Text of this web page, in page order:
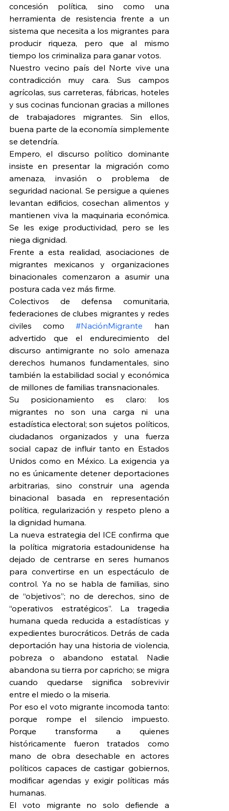
concesión política, sino como una
herramienta de resistencia frente a un
sistema que necesita a los migrantes para
producir riqueza, pero que al mismo
tiempo los criminaliza para ganar votos.
Nuestro vecino país del Norte vive una
contradicción muy cara. Sus campos
agrícolas, sus carreteras, fábricas, hoteles
y sus cocinas funcionan gracias a millones
de trabajadores migrantes. Sin ellos,
buena parte de la economía simplemente
se detendría.
Empero, el discurso político dominante
insiste en presentar la migración como
amenaza, invasión o problema de
seguridad nacional. Se persigue a quienes
levantan edificios, cosechan alimentos y
mantienen viva la maquinaria económica.
Se les exige productividad, pero se les
niega dignidad.
Frente a esta realidad, asociaciones de
migrantes mexicanos y organizaciones
binacionales comenzaron a asumir una
postura cada vez más firme.
Colectivos de defensa comunitaria,
federaciones de clubes migrantes y redes
civiles como #NaciónMigrante han
advertido que el endurecimiento del
discurso antimigrante no solo amenaza
derechos humanos fundamentales, sino
también la estabilidad social y económica
de millones de familias transnacionales.
Su posicionamiento es claro: los
migrantes no son una carga ni una
estadística electoral; son sujetos políticos,
ciudadanos organizados y una fuerza
social capaz de influir tanto en Estados
Unidos como en México. La exigencia ya
no es únicamente detener deportaciones
arbitrarias, sino construir una agenda
binacional basada en representación
política, regularización y respeto pleno a
la dignidad humana.
La nueva estrategia del ICE confirma que
la política migratoria estadounidense ha
dejado de centrarse en seres humanos
para convertirse en un espectáculo de
control. Ya no se habla de familias, sino
de “objetivos”; no de derechos, sino de
“operativos estratégicos”. La tragedia
humana queda reducida a estadísticas y
expedientes burocráticos. Detrás de cada
deportación hay una historia de violencia,
pobreza o abandono estatal. Nadie
abandona su tierra por capricho; se migra
cuando quedarse significa sobrevivir
entre el miedo o la miseria.
Por eso el voto migrante incomoda tanto:
porque rompe el silencio impuesto.
Porque transforma a quienes
históricamente fueron tratados como
mano de obra desechable en actores
políticos capaces de castigar gobiernos,
modificar agendas y exigir políticas más
humanas.
El voto migrante no solo defiende a